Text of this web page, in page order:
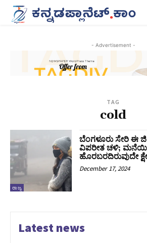
- Advertisement -
TAG
cold
ರಾಜ್ಯ
ಬೆಂಗಳೂರು ಸೇರಿ ಈ
ವಿಪರೀತ ಚಳಿ;
ಹೊರಬರದಿರುವುದೇ
December 17, 2024
Latest news